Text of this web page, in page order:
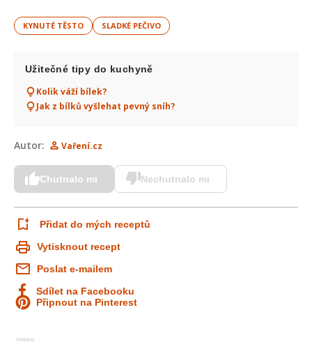
KYNUTÉ TĚSTO SLADKÉ PEČIVO
Užitečné tipy do kuchyně
Kolik váží bílek?
Jak z bílků vyšlehat pevný sníh?
Autor: Vaření.cz
Chutnalo mi Nechutnalo mi
Přidat do mých receptů
Vytisknout recept
Poslat e-mailem
Sdílet na Facebooku
Připnout na Pinterest
Reklama